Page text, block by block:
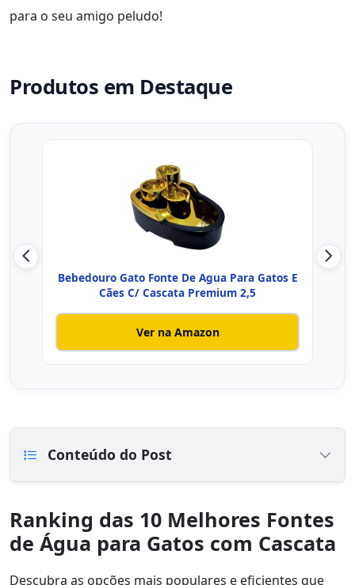
para o seu amigo peludo!
Produtos em Destaque
Bebedouro Gato Fonte De Agua Para Gatos E
Cães C/ Cascata Premium 2,5
Ver na Amazon
Conteúdo do Post
Ranking das 10 Melhores Fontes
de Água para Gatos com Cascata
Descubra as opções mais populares e eficientes que